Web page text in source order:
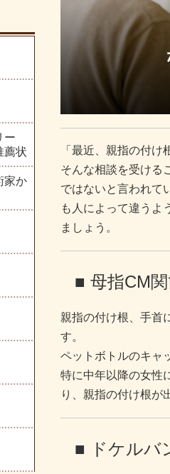
ー
薦状
家か
「最近、親指の付
そんな相談を受ける
ではないと言われて
も人によって違うよ
ましょう。
■ 母指CM関
親指の付け根、手首
す。
ペットボトルのキャ
特に中年以降の女性
り、親指の付け根が
■ ドケルバ